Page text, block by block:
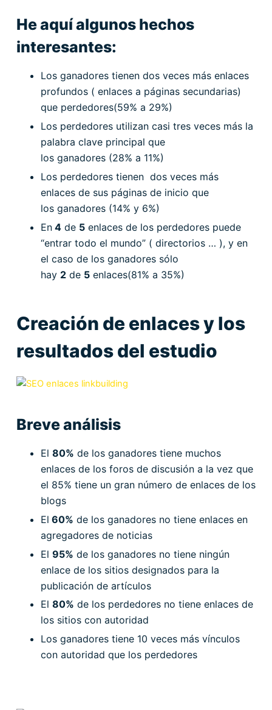
He aquí algunos hechos
interesantes:
Los ganadores tienen dos veces más enlaces
profundos ( enlaces a páginas secundarias)
que perdedores(59% a 29%)
Los perdedores utilizan casi tres veces más la
palabra clave principal que
los ganadores (28% a 11%)
Los perdedores tienen dos veces más
enlaces de sus páginas de inicio que
los ganadores (14% y 6%)
En4de 5enlaces de los perdedores puede
“entrar todo el mundo” ( directorios … ), y en
el caso de los ganadores sólo
hay 2de 5enlaces(81% a 35%)
Creación de enlaces y los
resultados del estudio
Breve análisis
El 80% de los ganadores tiene muchos
enlaces de los foros de discusión a la vez que
el 85% tiene un gran número de enlaces de los
blogs
El 60% de los ganadores no tiene enlaces en
agregadores de noticias
El 95% de los ganadores no tiene ningún
enlace de los sitios designados para la
publicación de artículos
El 80% de los perdedores no tiene enlaces de
los sitios con autoridad
Los ganadores tiene 10 veces más vínculos
con autoridad que los perdedores